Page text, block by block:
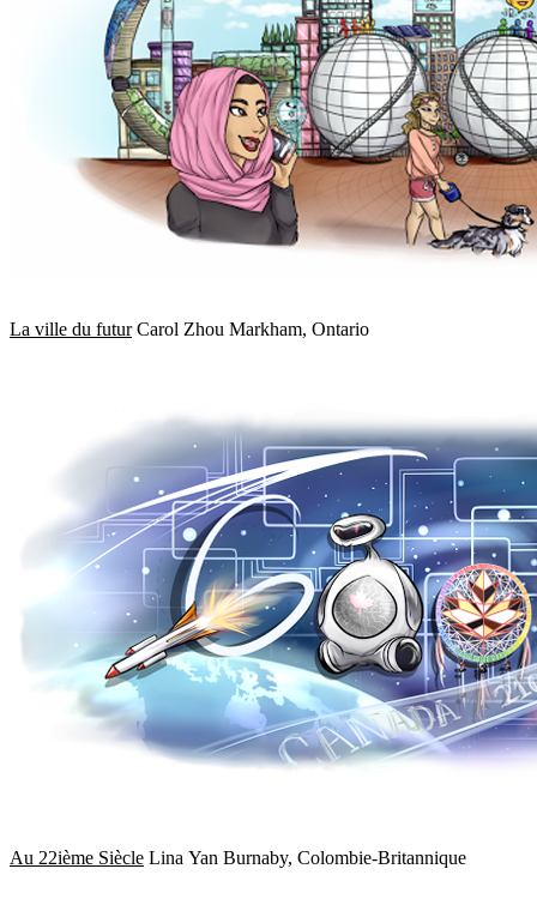
La ville du futurCarol Zhou Markham, Ontario
Au 22ième Siècle Lina Yan Burnaby, Colombie-Britannique